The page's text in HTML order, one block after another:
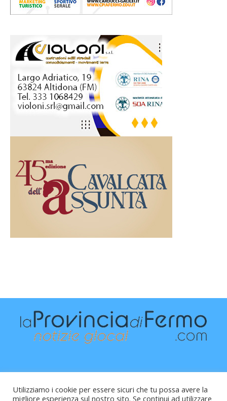
Utilizziamo i cookie per essere sicuri che tu possa avere la
migliore esperienza sul nostro sito. Se continui ad utilizzare